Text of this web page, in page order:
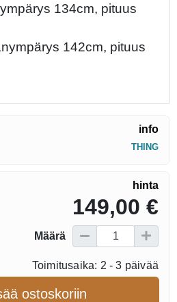
134cm, pituus
142cm, pituus
info
THING
hinta
149,00 €
Määrä
Toimitusaika: 2 - 3 päivää
ostoskoriin